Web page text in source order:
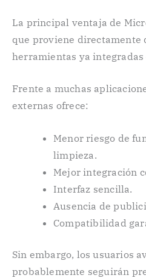
La principal ventaja de
que proviene directamente
herramientas ya integradas
Frente a muchas
externas ofrece:
Menor riesgo de
limpieza.
Mejor integración
Interfaz sencilla.
Ausencia de
Compatibilidad
Sin embargo, los usuarios
probablemente seguirán